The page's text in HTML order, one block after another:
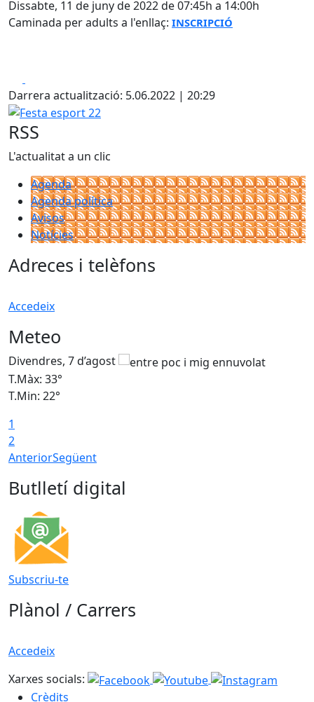
Dissabte, 11 de juny de 2022 de 07:45h a 14:00h
Caminada per adults a l'enllaç: INSCRIPCIÓ
Darrera actualització: 5.06.2022 | 20:29
Festa esport 22
RSS
L'actualitat a un clic
Agenda
Agenda política
Avisos
Notícies
Adreces i telèfons
Accedeix
Meteo
Divendres, 7 d’agost
T.Màx: 33°
T.Min: 22°
1
2
AnteriorSegüent
Butlletí digital
Subscriu-te
Plànol / Carrers
Accedeix
Xarxes socials:
Crèdits